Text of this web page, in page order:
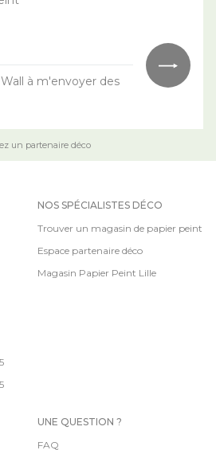
à m'envoyer des
un partenaire déco
NOS SPÉCIALISTES DÉCO
Trouver un magasin de papier peint
Espace partenaire déco
Magasin Papier Peint Lille
UNE QUESTION ?
FAQ